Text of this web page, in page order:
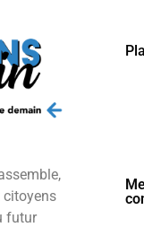
citoyens
futur